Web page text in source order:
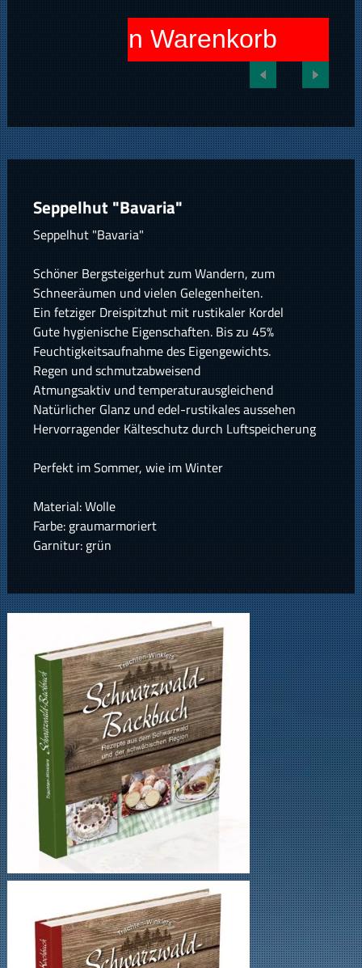
In den Warenkorb
Seppelhut "Bavaria"
Seppelhut "Bavaria"
Schöner Bergsteigerhut zum Wandern, zum
Schneeräumen und vielen Gelegenheiten.
Ein fetziger Dreispitzhut mit rustikaler Kordel
Gute hygienische Eigenschaften. Bis zu 45%
Feuchtigkeitsaufnahme des Eigengewichts.
Regen und schmutzabweisend
Atmungsaktiv und temperaturausgleichend
Natürlicher Glanz und edel-rustikales aussehen
Hervorragender Kälteschutz durch Luftspeicherung
Perfekt im Sommer, wie im Winter
Material: Wolle
Farbe: graumarmoriert
Garnitur: grün